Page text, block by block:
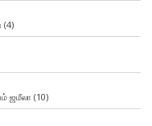
(4)
ஜமீலா (10)